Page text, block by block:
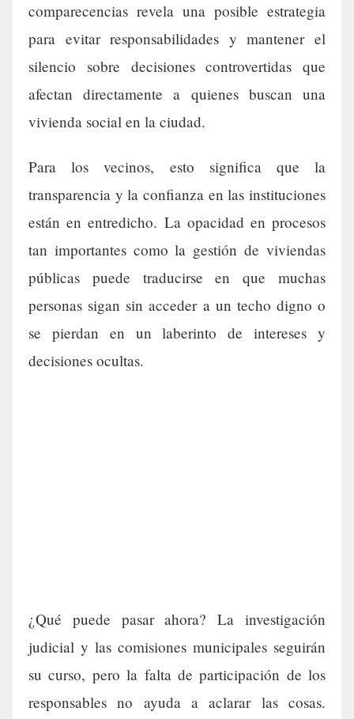
comparecencias revela una posible estrategia
para evitar responsabilidades y mantener el
silencio sobre decisiones controvertidas que
afectan directamente a quienes buscan una
vivienda social en la ciudad.
Para los vecinos, esto significa que la
transparencia y la confianza en las instituciones
están en entredicho. La opacidad en procesos
tan importantes como la gestión de viviendas
públicas puede traducirse en que muchas
personas sigan sin acceder a un techo digno o
se pierdan en un laberinto de intereses y
decisiones ocultas.
¿Qué puede pasar ahora? La investigación
judicial y las comisiones municipales seguirán
su curso, pero la falta de participación de los
responsables no ayuda a aclarar las cosas.